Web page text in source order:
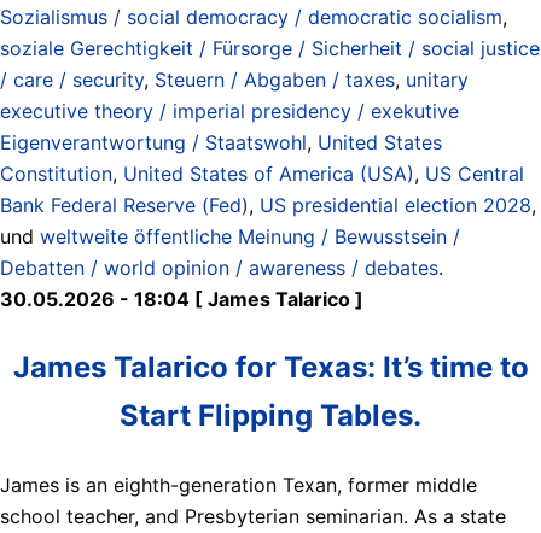
Sozialismus / social democracy / democratic socialism,
soziale Gerechtigkeit / Fürsorge / Sicherheit / social justice
/ care / security, Steuern / Abgaben / taxes, unitary
executive theory / imperial presidency / exekutive
Eigenverantwortung / Staatswohl, United States
Constitution, United States of America (USA), US Central
Bank Federal Reserve (Fed), US presidential election 2028,
und weltweite öffentliche Meinung / Bewusstsein /
Debatten / world opinion / awareness / debates.
30.05.2026 - 18:04 [ James Talarico ]
James Talarico for Texas: It’s time to
Start Flipping Tables.
James is an eighth-generation Texan, former middle
school teacher, and Presbyterian seminarian. As a state